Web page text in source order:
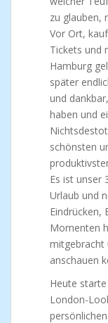
zu glauben,
Vor Ort,
Tickets und
Hamburg
später
und
haben und
schönsten
Es ist unser
Urlaub und
Eindrücken,
Momenten
mitgebracht
anschauen
Heute
London-